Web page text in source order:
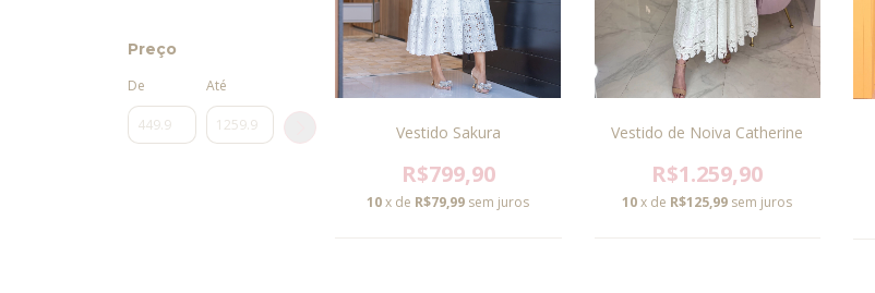
Preço
De Até
Vestido Sakura
R$799,90
10x de R$79,99 sem juros
Vestido de Noiva Catherine
R$1.259,90
10x de R$125,99 sem juros